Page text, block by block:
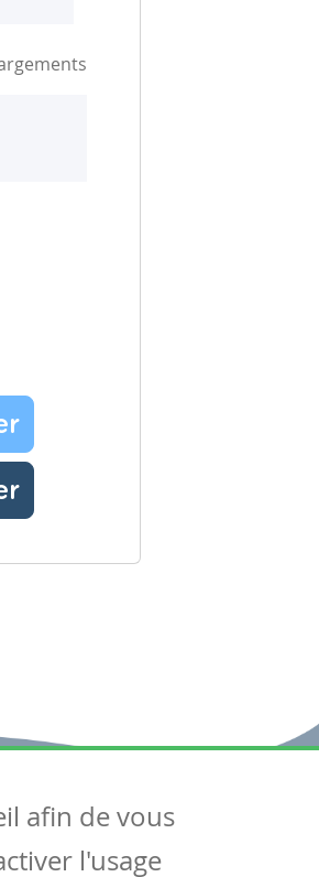
afin de vous
l'usage